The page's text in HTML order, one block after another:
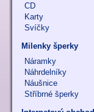
CD
Karty
Svíčky
Milenky šperky
Náramky
Náhrdelníky
Náušnice
Stříbrné šperky